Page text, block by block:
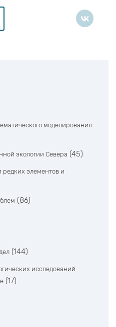
моделирования
экологии Севера (45)
редких элементов и
(86)
(144)
исследований
(17)